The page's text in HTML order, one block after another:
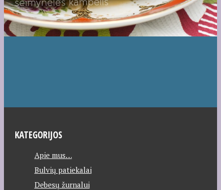
KATEGORIJOS
Apie mus…
Bulvių patiekalai
Debesų žurnalui